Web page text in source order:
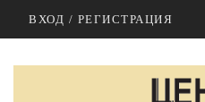
ВХОД / РЕГИСТРАЦИЯ